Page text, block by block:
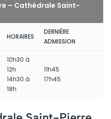
– Cathédrale Saint-
HORAIRES
DERNIÈRE
ADMISSION
10h30 à
12h
14h30 à
18h
11h45
17h45